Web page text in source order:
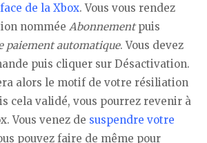
de la Xbox. Vous vous rendez
nommée Abonnementpuis
paiement automatique. Vous devez
puis cliquer sur Désactivation.
alors le motif de votre résiliation
cela validé, vous pourrez revenir à
Vous venez de suspendre votre
pouvez faire de même pour